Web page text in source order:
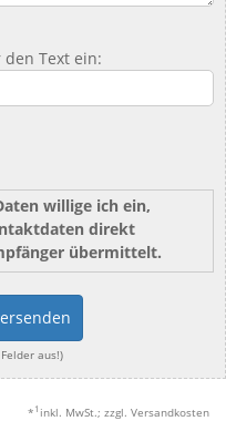
Text ein:
willige ich ein,
direkt
übermittelt.
aus!)
* 1 inkl. MwSt.; zzgl. Versandkosten